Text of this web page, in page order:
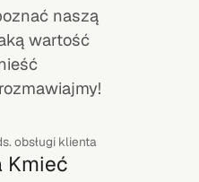
naszą
wartość
obsługi klienta
Kmieć